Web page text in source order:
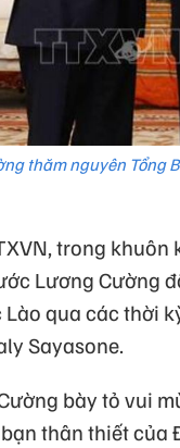
thăm nguyên Tổng
trong
Lương Cường
qua các thời
Sayasone.
bày tỏ vui
thân thiết của